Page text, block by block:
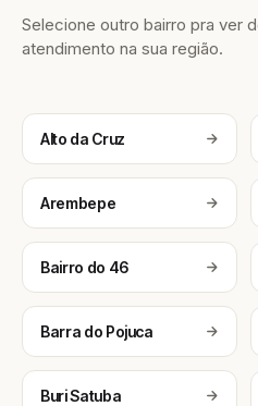
Selecione outro bairro pra ver
atendimento na sua região.
Alto da Cruz
Arembepe
Bairro do 46
Barra do Pojuca
Buri Satuba